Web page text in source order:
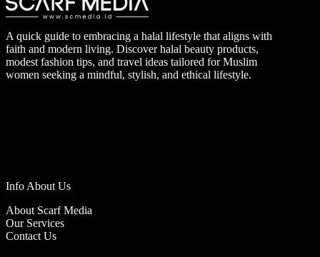
A quick guide to embracing a halal lifestyle that aligns with
faith and modern living. Discover halal beauty products,
modest fashion tips, and travel ideas tailored for Muslim
women seeking a mindful, stylish, and ethical lifestyle.
Info About Us
About Scarf Media
Our Services
Contact Us